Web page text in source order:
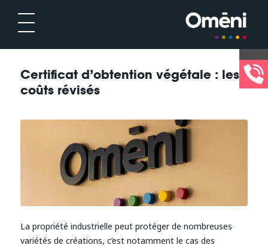
Certificat d’obtention végétale : les
coûts révisés
La propriété industrielle peut protéger de nombreuses
variétés de créations, c’est notamment le cas des